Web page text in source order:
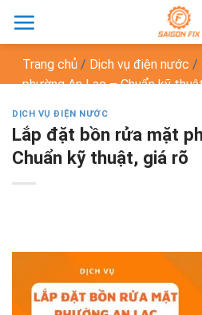
đến
dungTrang chủ / Dịch vụ điện nước /
phường An Lạc – Chuẩn kỹ
DỊCH VỤ ĐIỆN NƯỚC
Lắp đặt bồn rửa mặt
Chuẩn kỹ thuật, giá rõ